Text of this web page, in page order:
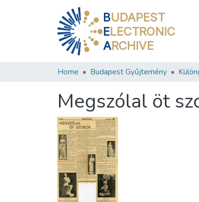
BUDAPEST
ELECTRONIC
ARCHIVE
Home Budapest Gyűjtemény
Megszólal öt